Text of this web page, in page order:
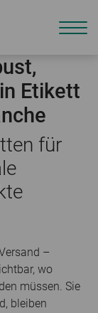
Etikett
für
–
wo
müssen. Sie
bleiben